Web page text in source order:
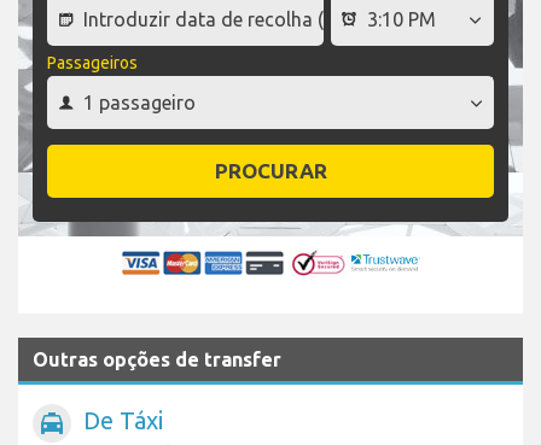
Passageiros
PROCURAR
Outras opções de transfer
local_taxi De Táxi